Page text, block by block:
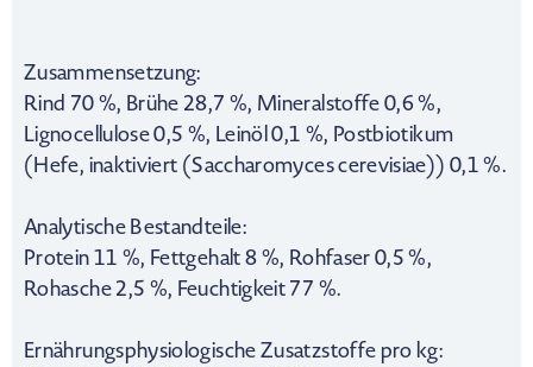
Zusammensetzung:
Rind 70 %, Brühe 28,7 %, Mineralstoffe 0,6 %,
Lignocellulose 0,5 %, Leinöl 0,1 %, Postbiotikum
(Hefe, inaktiviert (Saccharomyces cerevisiae)) 0,1 %.
Analytische Bestandteile:
Protein 11 %, Fettgehalt 8 %, Rohfaser 0,5 %,
Rohasche 2,5 %, Feuchtigkeit 77 %.
Ernährungsphysiologische Zusatzstoffe pro kg: